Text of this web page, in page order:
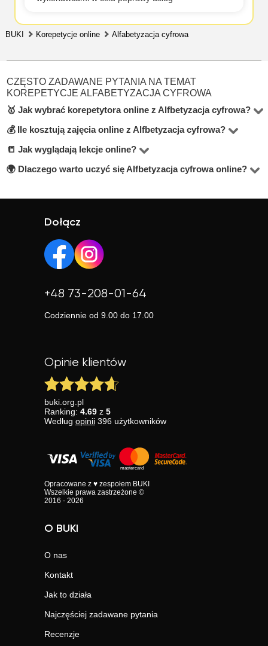
BUKI Korepetycje online Alfabetyzacja cyfrowa
CZĘSTO ZADAWANE PYTANIA NA TEMAT
KOREPETYCJE ALFABETYZACJA CYFROWA
🥇 Jak wybrać korepetytora online z Alfbetyzacja cyfrowa?
W kategorie Alfabetyzacja cyfrowa online znajdziesz 3
korepetytorów. Podczas wyboru zwróć uwagę na stawkę
godzinową, opinie uczniów, doświadczenie oraz
nauczycieli oferujących darmową lekcję próbną (szukaj
💰 Ile kosztują zajęcia online z Alfbetyzacja cyfrowa?
Ceny za lekcje online w tej kategorii zaczynają się od
120 zł, a średnia wynosi około 80 zł za godzinę.
📒 Jak wyglądają lekcje online?
Zajęcia odbywają się głównie przez Zoom lub Google
🌍 Dlaczego warto uczyć się Alfbetyzacja cyfrowa online?
rozwiązanie, jeśli w Twojej okolicy trudno o dobrego
nauczyciela.
Dołącz
+48 73-208-01-64
Codziennie od 9.00 do 17.00
Opinie klientów
buki.org.pl
Ranking: 4.69 z 5
Według opinii 396 użytkowników
Opracowane z ♥ zespołem BUKI
Wszelkie prawa zastrzeżone ©
2016 - 2026
O BUKI
O nas
Kontakt
Jak to działa
Najczęściej zadawane pytania
Recenzje